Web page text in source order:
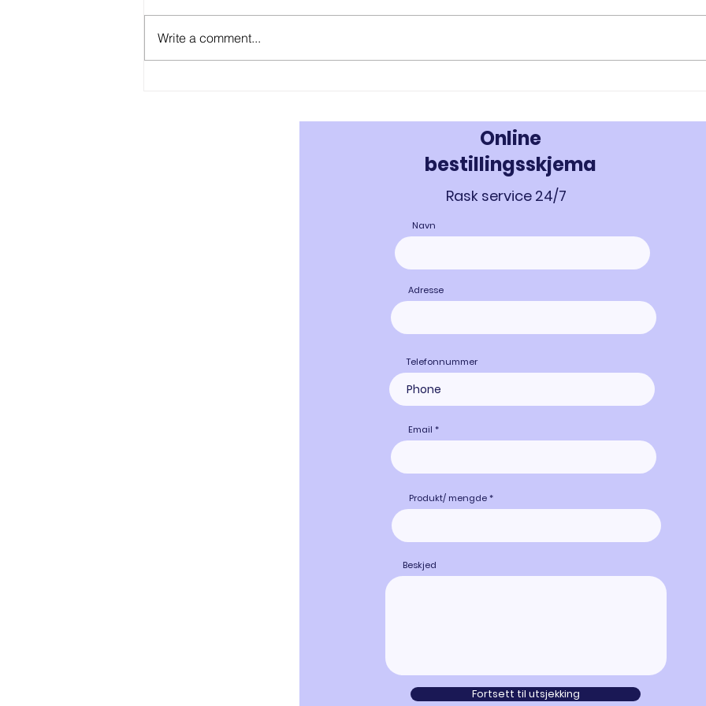
Kjøp AOD-9604 i Norge
Kjøp Testolone i Norge
677 i
Write a comment...
Online
bestillingsskjema
Rask service 24/7
Navn
Adresse
Telefonnummer
Email
Produkt/ mengde
Beskjed
Fortsett til utsjekking